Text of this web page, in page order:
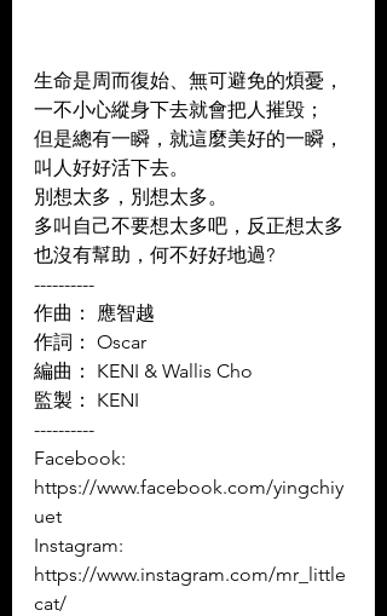
生命是周而復始、無可避免的煩憂，
一不小心縱身下去就會把人摧毁；
但是總有一瞬，就這麼美好的一瞬，
叫人好好活下去。
別想太多，別想太多。
多叫自己不要想太多吧，反正想太多
也沒有幫助，何不好好地過?
----------
作曲： 應智越
作詞： Oscar
編曲： KENI & Wallis Cho
監製： KENI
----------
Facebook:
https://www.facebook.com/yingchiy
uet
Instagram:
https://www.instagram.com/mr_little
cat/